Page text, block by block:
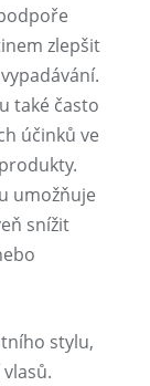
zlepšit
také často
účinků ve
umožňuje
snížit
stylu,